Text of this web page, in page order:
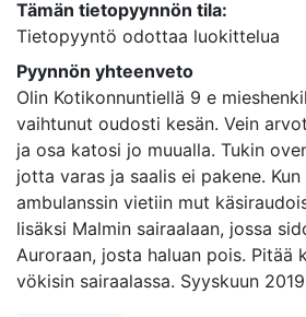
Tämän tietopyynnön tila:
Tietopyyntö odottaa luokittelua
Pyynnön yhteenveto
Olin Kotikonnuntiellä 9 e
vaihtunut oudosti kesän. Vein
ja osa katosi jo muualla. Tukin
jotta varas ja saalis ei pakene.
ambulanssin vietiin mut
lisäksi Malmin sairaalaan, jossa
Auroraan, josta haluan pois. Pitää
vökisin sairaalassa. Syyskuun